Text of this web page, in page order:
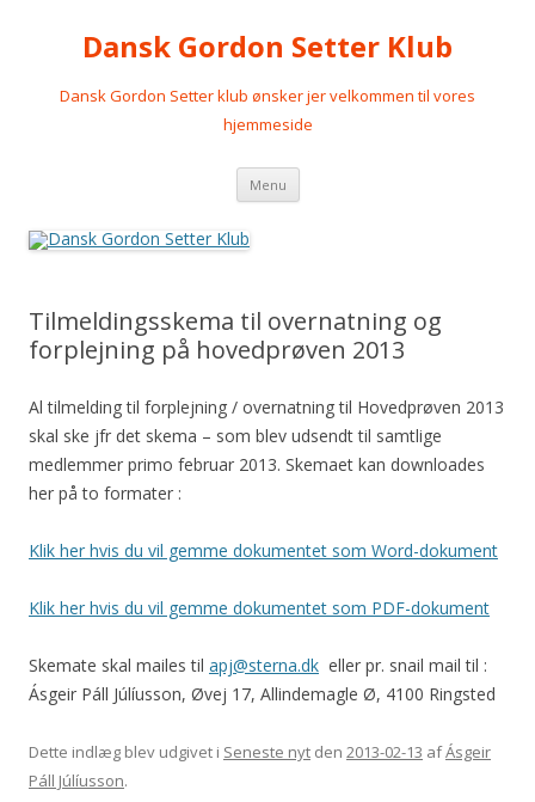
Dansk Gordon Setter Klub
Dansk Gordon Setter klub ønsker jer velkommen til vores
hjemmeside
Menu Videre
indhold
Tilmeldingsskema til overnatning og
forplejning på hovedprøven 2013
Al tilmelding til forplejning / overnatning til Hovedprøven 2013
skal ske jfr det skema – som blev udsendt til samtlige
medlemmer primo februar 2013. Skemaet kan downloades
her på to formater :
Klik her hvis du vil gemme dokumentet som Word-dokument
Klik her hvis du vil gemme dokumentet som PDF-dokument
Skemate skal mailes til apj@sterna.dk eller pr. snail mail til :
Ásgeir Páll Júlíusson, Øvej 17, Allindemagle Ø, 4100 Ringsted
Dette indlæg blev udgivet i Seneste nyt den 2013-02-13 afÁsgeir
Páll Júlíusson.